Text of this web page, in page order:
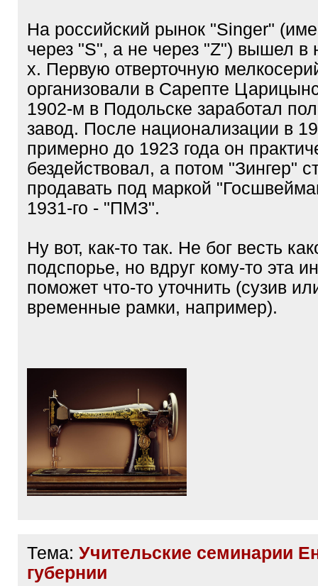
На российский рынок "Singer"
через "S", а не через "Z") вышел в
х. Первую отверточную
организовали в Сарепте
1902-м в Подольске заработал
завод. После национализации в
примерно до 1923 года он
бездействовал, а потом "Зингер"
продавать под маркой
1931-го - "ПМЗ".
Ну вот, как-то так. Не бог весть
подспорье, но вдруг кому-то эта
поможет что-то уточнить (сузив
временные рамки, например).
Тема: Учительские семинарии
губернии